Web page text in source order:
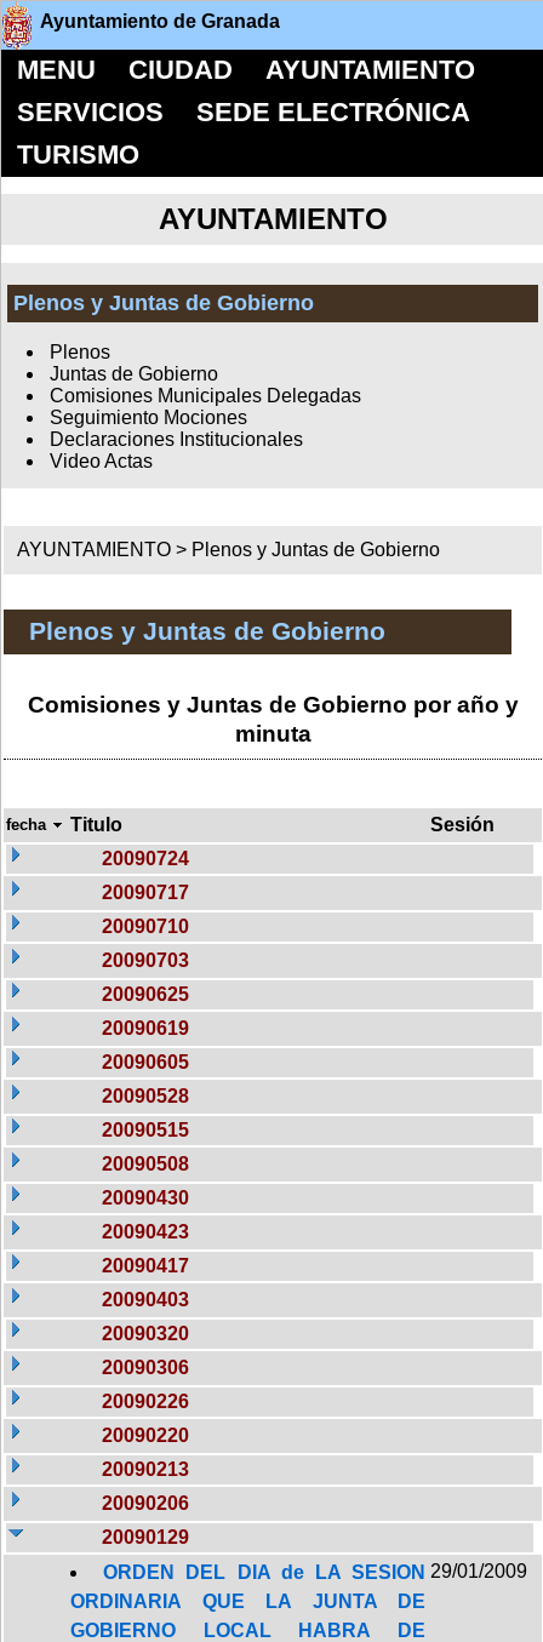
Ayuntamiento de Granada
MENU CIUDAD
AYUNTAMIENTO
SERVICIOS
SEDE ELECTRÓNICA
TURISMO
AYUNTAMIENTO
Plenos y Juntas de Gobierno
Plenos
Juntas de Gobierno
Comisiones Municipales Delegadas
Seguimiento Mociones
Declaraciones Institucionales
Video Actas
AYUNTAMIENTO > Plenos y Juntas de Gobierno
Plenos y Juntas de Gobierno
Comisiones y Juntas de Gobierno por año y
minuta
fecha Titulo
Sesión
20090724
20090717
20090710
20090703
20090625
20090619
20090605
20090528
20090515
20090508
20090430
20090423
20090417
20090403
20090320
20090306
20090226
20090220
20090213
20090206
20090129
ORDEN DEL DIA de LA SESION
ORDINARIA QUE LA JUNTA DE
GOBIERNO LOCAL HABRA DE
29/01/2009